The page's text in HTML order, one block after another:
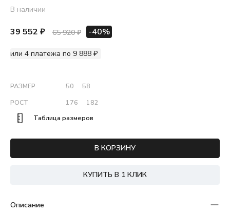
В наличии
39 552 ₽ 65 920 ₽ -40%
или 4 платежа по 9 888 ₽
РАЗМЕР 50
58
РОСТ
176
182
Таблица размеров
В КОРЗИНУ
КУПИТЬ В 1 КЛИК
Описание